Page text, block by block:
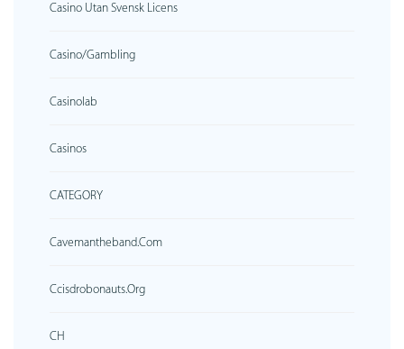
Casino Utan Svensk Licens
Casino/gambling
Casinolab
Casinos
CATEGORY
Cavemantheband.com
Ccisdrobonauts.org
CH